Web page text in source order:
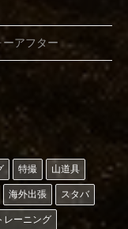
アフター
特撮 山道具
海外出張 スタバ
レーニング